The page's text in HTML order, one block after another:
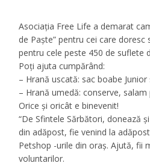
Asociaţia Free Life a demarat
de Paşte” pentru cei care
pentru cele peste 450 de suflete
Poți ajuta cumpărând:
– Hrană uscată: sac boabe Junior
– Hrană umedă: conserve, salam
Orice și oricât e binevenit!
“De Sfintele Sărbători, donează
din adăpost, fie venind la
Petshop -urile din oraş. Ajută, fii
voluntarilor.